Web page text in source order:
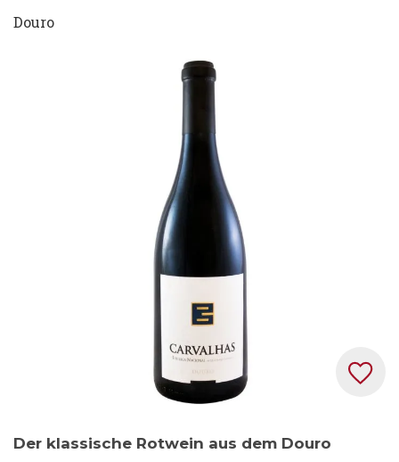
Douro
Anfang
Der klassische Rotwein aus dem Douro